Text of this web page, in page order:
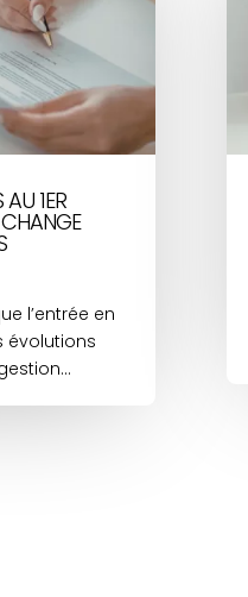
1ER
l’entrée en
évolutions